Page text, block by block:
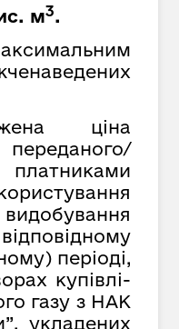
м3.
ціна
періоді,
купівлі-
газу з НАК
укладених